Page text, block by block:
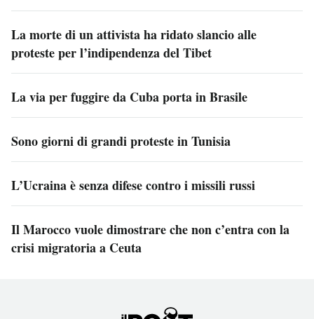
La morte di un attivista ha ridato slancio alle
proteste per l’indipendenza del Tibet
La via per fuggire da Cuba porta in Brasile
Sono giorni di grandi proteste in Tunisia
L’Ucraina è senza difese contro i missili russi
Il Marocco vuole dimostrare che non c’entra con la
crisi migratoria a Ceuta